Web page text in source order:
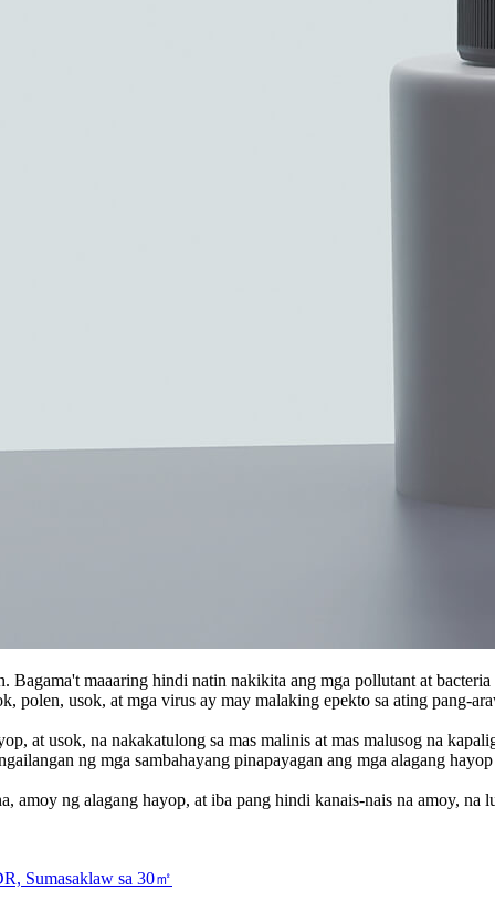
maaaring hindi natin nakikita ang mga pollutant at
usok, at mga virus ay may malaking epekto sa ating pang-
at usok, na nakakatulong sa mas malinis at mas malusog na
ng mga sambahayang pinapayagan ang mga alagang
ng alagang hayop, at iba pang hindi kanais-nais na amoy, na